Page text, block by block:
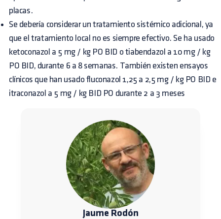
placas.
Se debería considerar un tratamiento sistémico adicional, ya
que el tratamiento local no es siempre efectivo. Se ha usado
ketoconazol a 5 mg / kg PO BID o tiabendazol a 10 mg / kg
PO BID, durante 6 a 8 semanas. También existen ensayos
clínicos que han usado fluconazol 1,25 a 2,5 mg / kg PO BID e
itraconazol a 5 mg / kg BID PO durante 2 a 3 meses
Jaume Rodón